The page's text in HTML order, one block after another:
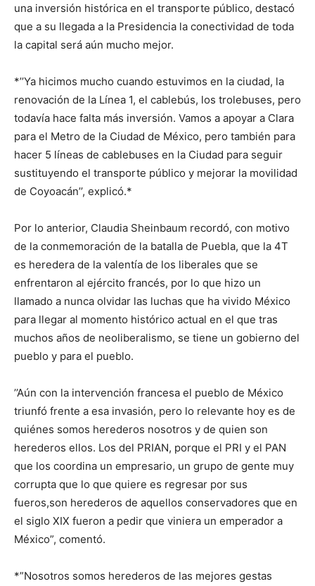
una inversión histórica en el transporte público, destacó
que a su llegada a la Presidencia la conectividad de toda
la capital será aún mucho mejor.
*’’Ya hicimos mucho cuando estuvimos en la ciudad, la
renovación de la Línea 1, el cablebús, los trolebuses, pero
todavía hace falta más inversión. Vamos a apoyar a Clara
para el Metro de la Ciudad de México, pero también para
hacer 5 líneas de cablebuses en la Ciudad para seguir
sustituyendo el transporte público y mejorar la movilidad
de Coyoacán’’, explicó.*
Por lo anterior, Claudia Sheinbaum recordó, con motivo
de la conmemoración de la batalla de Puebla, que la 4T
es heredera de la valentía de los liberales que se
enfrentaron al ejército francés, por lo que hizo un
llamado a nunca olvidar las luchas que ha vivido México
para llegar al momento histórico actual en el que tras
muchos años de neoliberalismo, se tiene un gobierno del
pueblo y para el pueblo.
’’Aún con la intervención francesa el pueblo de México
triunfó frente a esa invasión, pero lo relevante hoy es de
quiénes somos herederos nosotros y de quien son
herederos ellos. Los del PRIAN, porque el PRI y el PAN
que los coordina un empresario, un grupo de gente muy
corrupta que lo que quiere es regresar por sus
fueros,son herederos de aquellos conservadores que en
el siglo XIX fueron a pedir que viniera un emperador a
México”, comentó.
*”Nosotros somos herederos de las mejores gestas